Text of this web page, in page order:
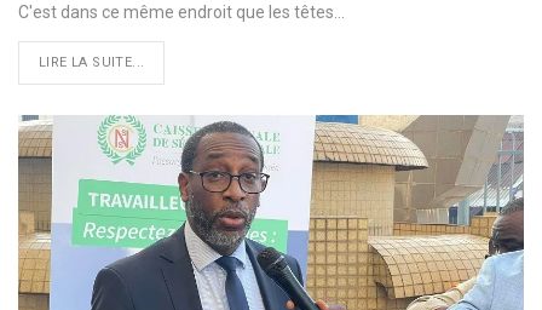
C'est dans ce même endroit que les têtes…
LIRE LA SUITE...